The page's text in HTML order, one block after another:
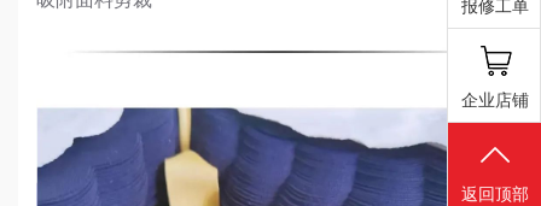
报修工单
企业店铺
返回顶部